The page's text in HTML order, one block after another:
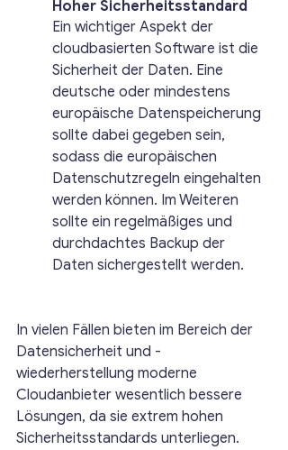
	Hoher Sicherheitsstandard
Ein wichtiger Aspekt der
cloudbasierten Software ist die
Sicherheit der Daten. Eine
deutsche oder mindestens
europäische Datenspeicherung
sollte dabei gegeben sein,
sodass die europäischen
Datenschutzregeln eingehalten
werden können. Im Weiteren
sollte ein regelmäßiges und
durchdachtes Backup der
Daten sichergestellt werden.
In vielen Fällen bieten im Bereich der
Datensicherheit und -
wiederherstellung moderne
Cloudanbieter wesentlich bessere
Lösungen, da sie extrem hohen
Sicherheitsstandards unterliegen.